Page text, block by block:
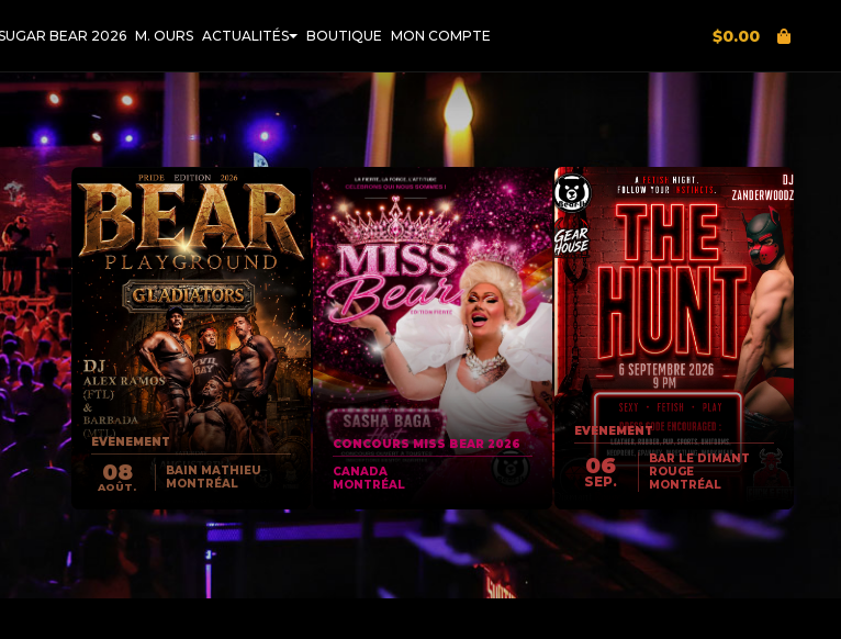
BEAR 2026 M. OURS ACTUALITÉS BOUTIQUE MON COMPTE $0.00
EVENEMENT
08
AOÛT.
BAIN MATHIEU
MONTRÉAL
CONCOURS MISS BEAR 2026
CANADA
MONTRÉAL
EVENEMENT
06
SEP.
BAR LE DIMANT
ROUGE
MONTRÉAL